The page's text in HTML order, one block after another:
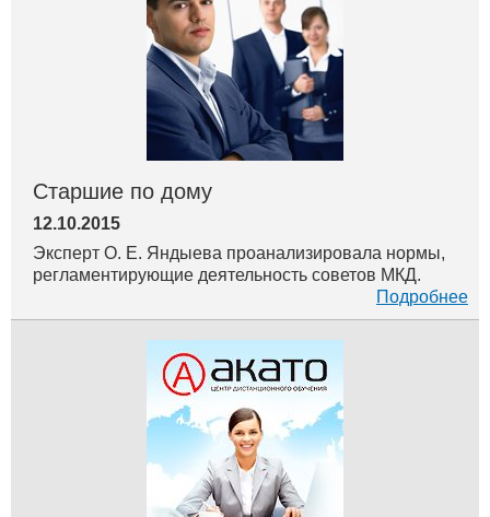
Старшие по дому
12.10.2015
Эксперт О. Е. Яндыева проанализировала нормы,
регламентирующие деятельность советов МКД.
Подробнее